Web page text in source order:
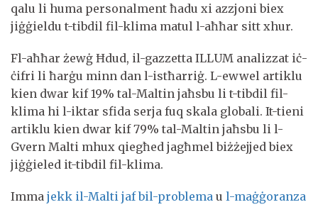
qalu li huma personalment ħadu xi azzjoni biex
jiġġieldu t-tibdil fil-klima matul l-aħħar sitt xhur.
Fl-aħħar żewġ Ħdud, il-gazzetta ILLUM analizzat iċ-
ċifri li ħarġu minn dan l-istħarriġ. L-ewwel artiklu
kien dwar kif 19% tal-Maltin jaħsbu li t-tibdil fil-
klima hi l-iktar sfida serja fuq skala globali. It-tieni
artiklu kien dwar kif 79% tal-Maltin jaħsbu li l-
Gvern Malti mhux qiegħed jagħmel biżżejjed biex
jiġġieled it-tibdil fil-klima.
Imma jekk il-Malti jaf bil-problema u l-maġġoranza